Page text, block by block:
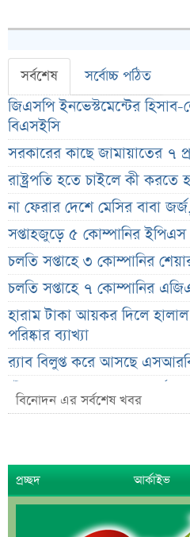
সর্বশেষ সর্বোচ্চ পঠিত
জিএসপি ইনভেস্টমেন্টের
বিএসইসি
সরকারের কাছে জামায়াতের ৭
রাষ্ট্রপতি হতে চাইলে কী করতে
না ফেরার দেশে মেসির বাবা
সপ্তাহজুড়ে ৫ কোম্পানির ইপিএস
চলতি সপ্তাহে ৩ কোম্পানির
চলতি সপ্তাহে ৭ কোম্পানির
হারাম টাকা আয়কর দিলে হালাল
পরিষ্কার ব্যাখ্যা
র‌্যাব বিলুপ্ত করে আসছে
চাঁদের ছায়ায় ঢেকে যাবে সূর্য,
বিরল দৃশ্য
জুলাই জাদুঘরের অব্যবস্থাপনা
স্বর্ণের দামে বড় কাটছাঁট,
মন্ত্রিসভায় পরিবর্তনের হাওয়া,
বিনোদন এর সর্বশেষ খবর
প্রচ্ছদ আর্কাইভ